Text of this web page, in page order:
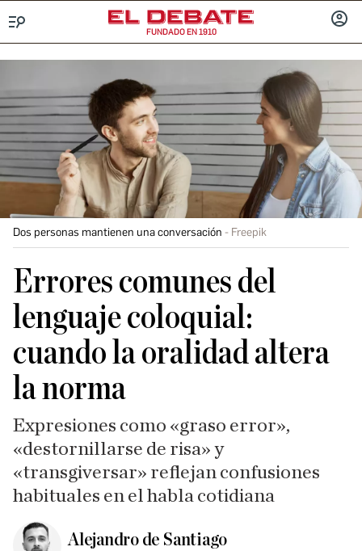
FUNDADO EN 1910
Dos personas mantienen una conversación Freepik
Errores comunes del
lenguaje coloquial:
cuando la oralidad altera
la norma
Expresiones como «graso error»,
«destornillarse de risa» y
«transgiversar» reflejan confusiones
habituales en el habla cotidiana
Alejandro de Santiago